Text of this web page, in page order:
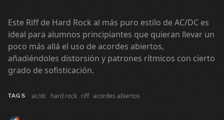
Este Riff de Hard Rock al más puro estilo de AC/DC es
ideal para alumnos principiantes que quieran llevar un
poco más allá el uso de acordes abiertos,
añadiéndoles distorsión y patrones rítmicos con cierto
grado de sofisticación.
TAGS ac/dc hard rock riff acordes abiertos
08:27
#44 Estudio de arpegios en Am
#45 Línea melódica con terceras en